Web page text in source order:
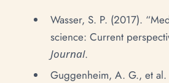
Wasser, S. P. (2017).
science: Current
Journal.
Guggenheim, A. G., et al.